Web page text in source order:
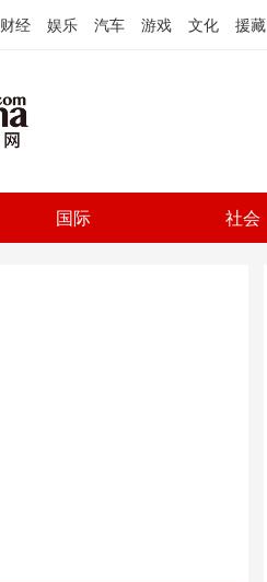
财经 娱乐 汽车 游戏 文化 援藏
国际 社会